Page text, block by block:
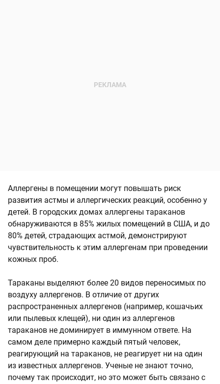
Аллергены в помещении могут повышать риск
развития астмы и аллергических реакций, особенно у
детей. В городских домах аллергены тараканов
обнаруживаются в 85% жилых помещений в США, и до
80% детей, страдающих астмой, демонстрируют
чувствительность к этим аллергенам при проведении
кожных проб.
Тараканы выделяют более 20 видов переносимых по
воздуху аллергенов. В отличие от других
распространенных аллергенов (например, кошачьих
или пылевых клещей), ни один из аллергенов
тараканов не доминирует в иммунном ответе. На
самом деле примерно каждый пятый человек,
реагирующий на тараканов, не реагирует ни на один
из известных аллергенов. Ученые не знают точно,
почему так происходит, но это может быть связано с